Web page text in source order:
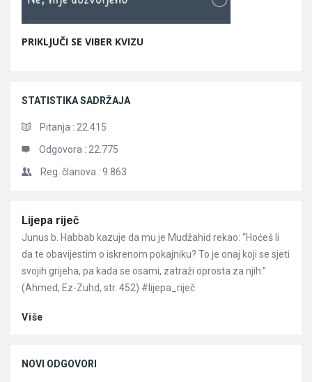
PRIKLJUČI SE VIBER KVIZU
STATISTIKA SADRŽAJA
Pitanja : 22.415
Odgovora : 22.775
Reg. članova : 9.863
Članci
Lijepa riječ
Junus b. Habbab kazuje da mu je Mudžahid rekao: “Hoćeš li
da te obavijestim o iskrenom pokajniku? To je onaj koji se sjeti
svojih grijeha, pa kada se osami, zatraži oprosta za njih.”
(Ahmed, Ez-Zuhd, str. 452) #lijepa_riječ
Više
NOVI ODGOVORI